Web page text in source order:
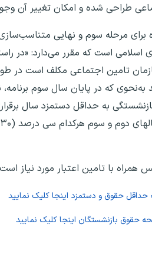
طراحی شده و امکان تغییر آن
الحاقات بعدی سازمان تامین اجتماعی مکلف
که در پایان سال سوم
نسبت اولین مستمری بازنشستگی به حداقل
همراه با تامین اعتبار مورد نیاز
حداقل حقوق و دستمزد اینجا کلیک نمایید
حقوق بازنشستگان اینجا کلیک نمایید